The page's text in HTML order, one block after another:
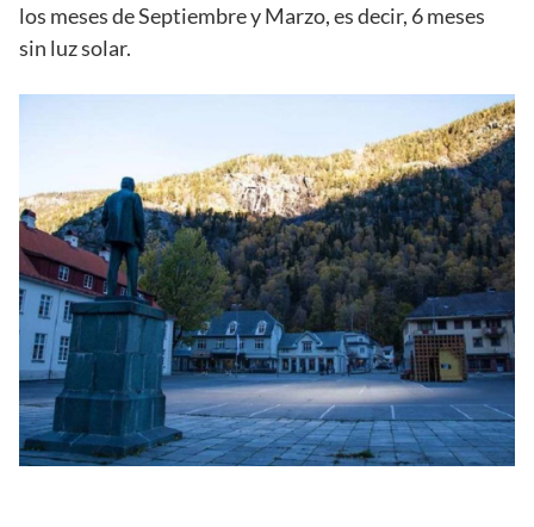
los meses de Septiembre y Marzo, es decir, 6 meses
sin luz solar.